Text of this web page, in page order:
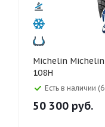
Michelin Michelin 275/40 R22 X-ICE SNOW SUV
108H
Есть в наличии
50 300 руб.